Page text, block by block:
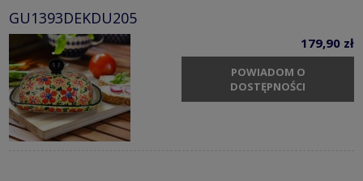
GU1393DEKDU205
179,90 zł
POWIADOM O
DOSTĘPNOŚCI